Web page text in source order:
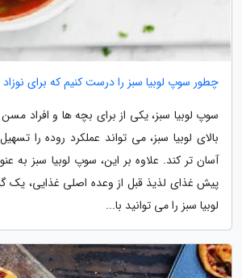
چطور سوپ لوبیا سبز را درست کنیم که برای
سوپ لوبیا سبز، یکی از برای بچه ها و افراد
بالای لوبیا سبز، می تواند عملکرد روده را
آسان تر کند. علاوه بر این، سوپ لوبیا سبز به
پیش غذای لذیذ قبل از وعده اصلی غذایی، یک
لوبیا سبز را می توانید با...